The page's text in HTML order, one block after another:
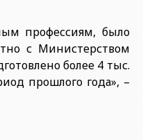
профессиям, было
с Министерством
более 4 тыс.
прошлого года», –